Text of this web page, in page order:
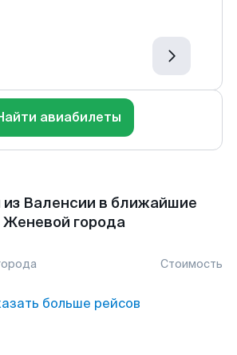
авиабилеты
Валенсии в ближайшие
Женевой города
Стоимость
больше рейсов